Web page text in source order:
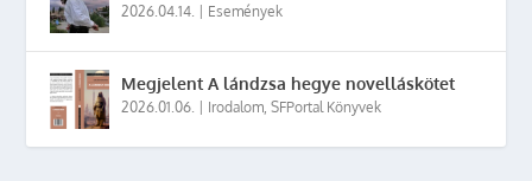
2026.04.14. Események
Megjelent A lándzsa hegye novelláskötet
2026.01.06. Irodalom,SFPortal Könyvek